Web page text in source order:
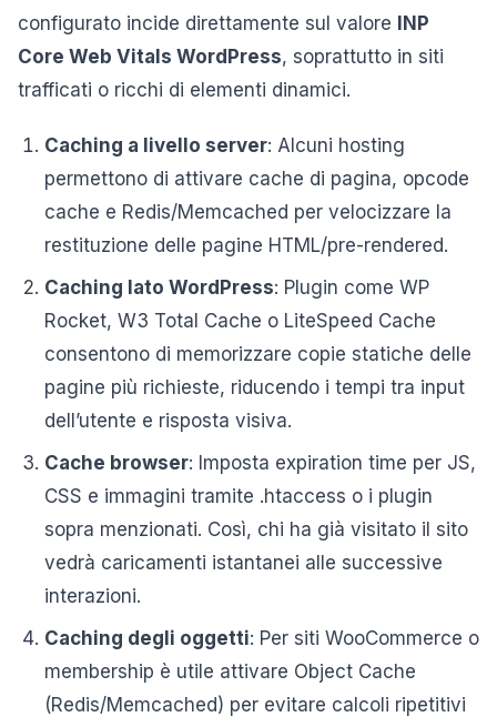
configurato incide direttamente sul valore INP
Core Web Vitals WordPress, soprattutto in siti
trafficati o ricchi di elementi dinamici.
Caching a livello server: Alcuni hosting
permettono di attivare cache di pagina, opcode
cache e Redis/Memcached per velocizzare la
restituzione delle pagine HTML/pre-rendered.
Caching lato WordPress: Plugin come WP
Rocket, W3 Total Cache o LiteSpeed Cache
consentono di memorizzare copie statiche delle
pagine più richieste, riducendo i tempi tra input
dell’utente e risposta visiva.
Cache browser: Imposta expiration time per JS,
CSS e immagini tramite .htaccess o i plugin
sopra menzionati. Così, chi ha già visitato il sito
vedrà caricamenti istantanei alle successive
interazioni.
Caching degli oggetti: Per siti WooCommerce o
membership è utile attivare Object Cache
(Redis/Memcached) per evitare calcoli ripetitivi